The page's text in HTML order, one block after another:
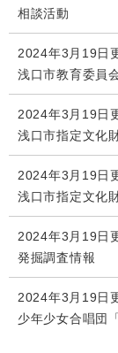
相談活動
2024年3月19日
浅口市教育委員
2024年3月19日
浅口市指定文化
2024年3月19日
浅口市指定文化
2024年3月19日
発掘調査情報
2024年3月19日
少年少女合唱団